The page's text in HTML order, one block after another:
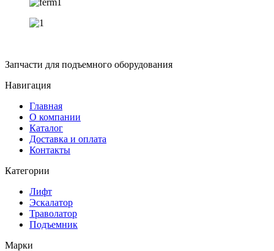
Запчасти для подъемного оборудования
Навигация
Главная
О компании
Каталог
Доставка и оплата
Контакты
Категории
Лифт
Эскалатор
Траволатор
Подъемник
Марки